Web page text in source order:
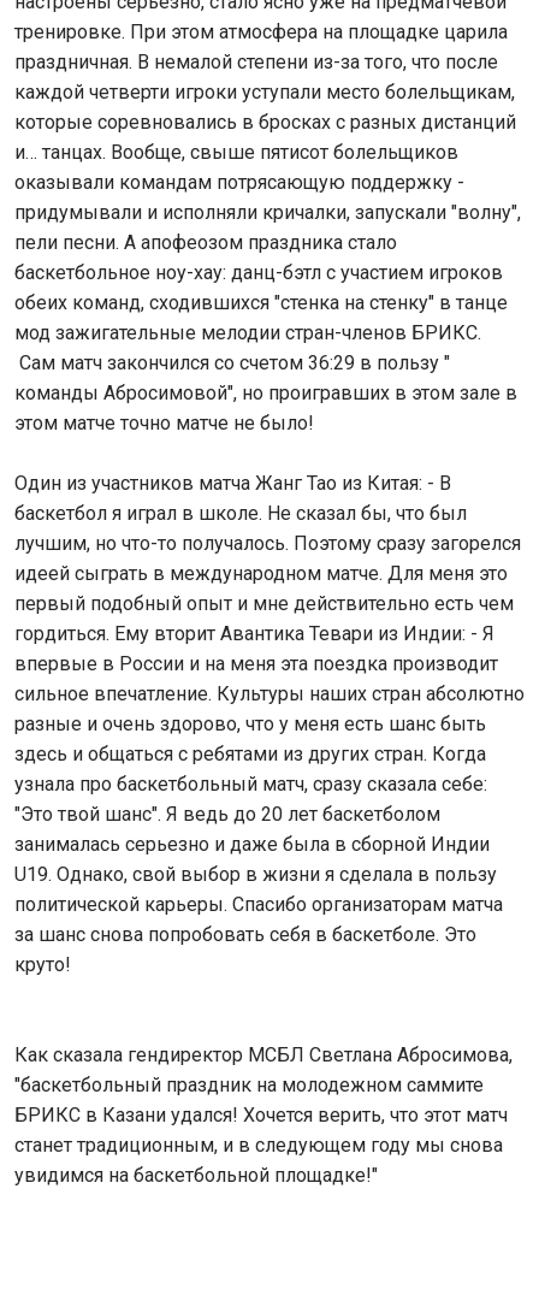
тренировке. При этом атмосфера на площадке царила
праздничная. В немалой степени из-за того, что после
каждой четверти игроки уступали место болельщикам,
которые соревновались в бросках с разных дистанций
и… танцах. Вообще, свыше пятисот болельщиков
оказывали командам потрясающую поддержку -
придумывали и исполняли кричалки, запускали "волну",
пели песни. А апофеозом праздника стало
баскетбольное ноу-хау: данц-бэтл с участием игроков
обеих команд, сходившихся "стенка на стенку" в танце
мод зажигательные мелодии стран-членов БРИКС.
Сам матч закончился со счетом 36:29 в пользу "
команды Абросимовой", но проигравших в этом зале в
этом матче точно матче не было!
Один из участников матча Жанг Тао из Китая: - В
баскетбол я играл в школе. Не сказал бы, что был
лучшим, но что-то получалось. Поэтому сразу загорелся
идеей сыграть в международном матче. Для меня это
первый подобный опыт и мне действительно есть чем
гордиться. Ему вторит Авантика Тевари из Индии: - Я
впервые в России и на меня эта поездка производит
сильное впечатление. Культуры наших стран абсолютно
разные и очень здорово, что у меня есть шанс быть
здесь и общаться с ребятами из других стран. Когда
узнала про баскетбольный матч, сразу сказала себе:
"Это твой шанс". Я ведь до 20 лет баскетболом
занималась серьезно и даже была в сборной Индии
U19. Однако, свой выбор в жизни я сделала в пользу
политической карьеры. Спасибо организаторам матча
за шанс снова попробовать себя в баскетболе. Это
круто!
Как сказала гендиректор МСБЛ Светлана Абросимова,
"баскетбольный праздник на молодежном саммите
БРИКС в Казани удался! Хочется верить, что этот матч
станет традиционным, и в следующем году мы снова
увидимся на баскетбольной площадке!"